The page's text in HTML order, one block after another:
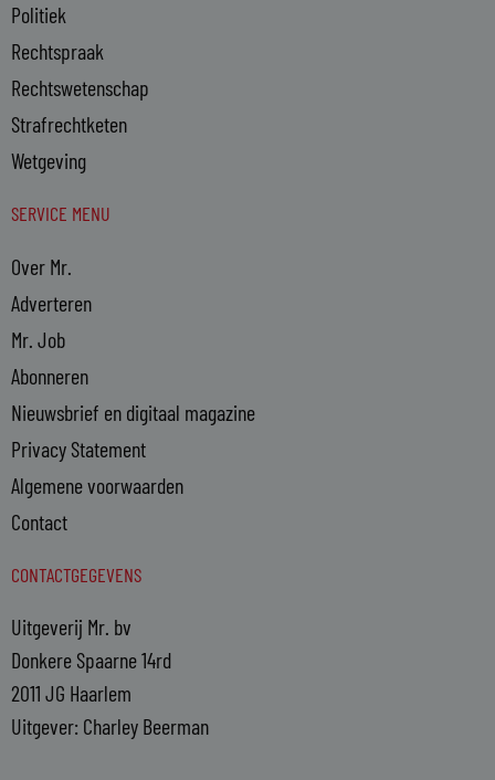
Politiek
Rechtspraak
Rechtswetenschap
Strafrechtketen
Wetgeving
SERVICE MENU
Over Mr.
Adverteren
Mr. Job
Abonneren
Nieuwsbrief en digitaal magazine
Privacy Statement
Algemene voorwaarden
Contact
CONTACTGEGEVENS
Uitgeverij Mr. bv
Donkere Spaarne 14rd
2011 JG Haarlem
Uitgever: Charley Beerman